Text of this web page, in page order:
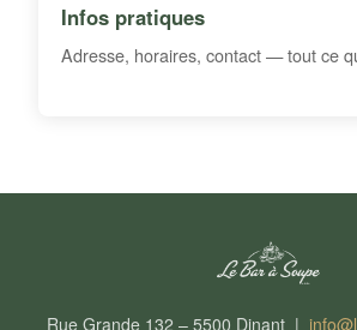
Infos pratiques
Adresse, horaires, contact — tout ce
Rue Grande 132 – 5500 Dinant |